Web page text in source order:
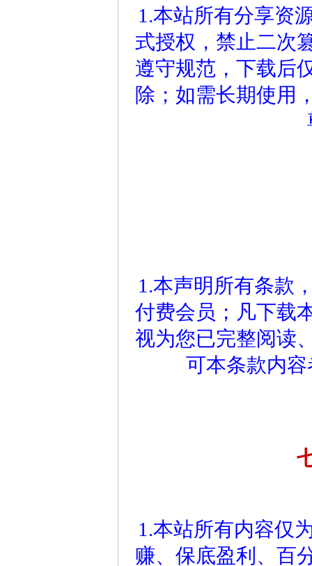
1.本站所有分享资
式授权，禁止二次
遵守规范，下载后
除；如需长期使用
1.本声明所有条款
付费会员；凡下载
视为您已完整阅读
可本条款内
1.本站所有内容仅
赚、保底盈利、百